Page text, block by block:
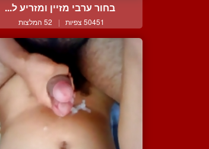
בחור ערבי מזיין ומזריע ל...
50451 צפיות | 52 המלצות